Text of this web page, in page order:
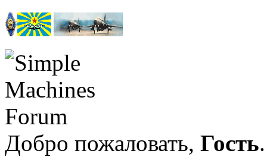
Добро пожаловать, Гость